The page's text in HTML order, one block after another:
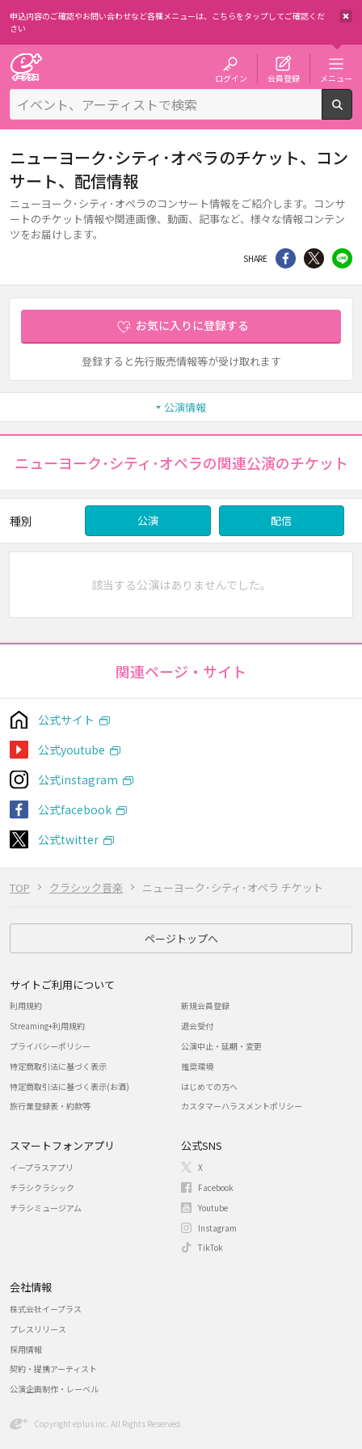
申込内容のご確認やお問い合わせなど各種メニューは、 こちらをタップしてご確認くだ
さい
ログイン 会員登録 メニュー
TOP クラシック音楽 ニューヨーク･シティ･オペラ チケット
ニューヨーク･シティ･オペラのチケット、コン
サート、配信情報
ニューヨーク･シティ･オペラのコンサート情報をご紹介します。コンサ
ートのチケット情報や関連画像、動画、記事など、様々な情報コンテン
ツをお届けします。
SHARE シェア Twitter
お気に入りに登録する
登録すると先行販売情報等が受け取れます
公演情報
ニューヨーク･シティ･オペラの関連公演のチケット
種別 公演 配信
該当する公演はありませんでした。
関連ページ・サイト
公式サイト
公式youtube
公式instagram
公式facebook
公式twitter
ページトップへ
サイトご利用について
利用規約
Streaming+利用規約
プライバシーポリシー
特定商取引法に基づく表示
特定商取引法に基づく表示(お酒)
旅行業登録表・約款等
新規会員登録
退会受付
公演中止・延期・変更
推奨環境
はじめての方へ
カスタマーハラスメントポリシー
スマートフォンアプリ
イープラスアプリ
チラシクラシック
チラシミュージアム
公式SNS
X
Facebook
Youtube
Instagram
TikTok
会社情報
株式会社イープラス
プレスリリース
採用情報
契約・提携アーティスト
公演企画制作・レーベル
Copyright eplus inc. All Rights Reserved.